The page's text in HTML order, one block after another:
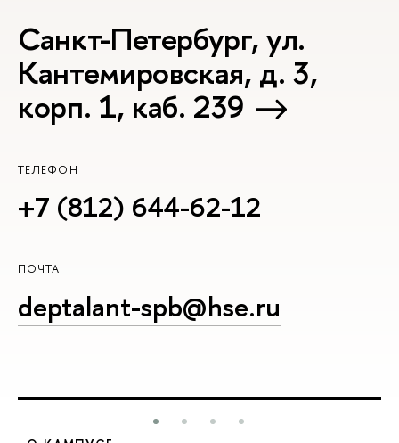
Санкт-Петербург, ул.
Кантемировская, д. 3,
корп. 1, каб. 239
ТЕЛЕФОН
+7 (812) 644-62-12
ПОЧТА
deptalant-spb@hse.ru